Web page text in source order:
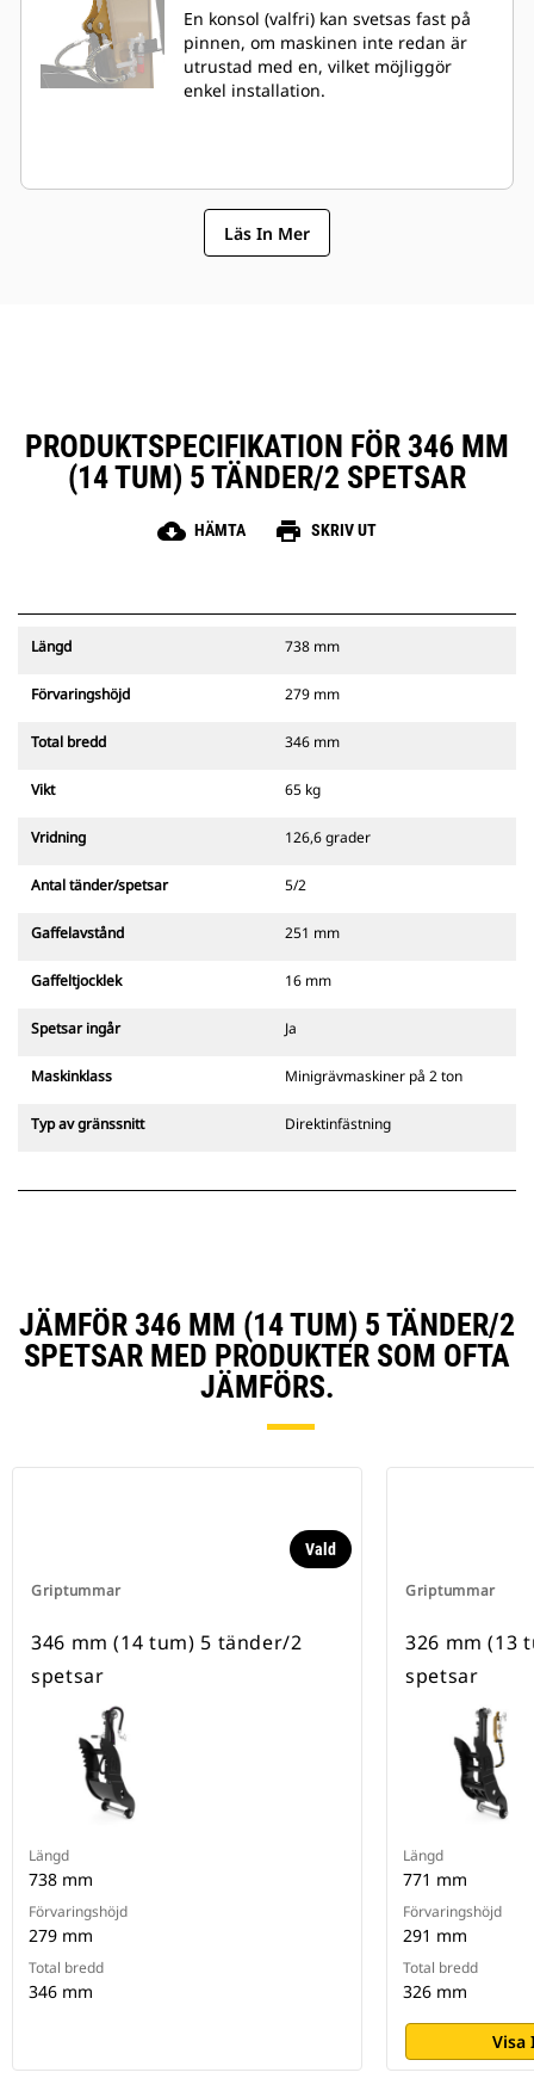
En konsol (valfri) kan svetsas fast på
pinnen, om maskinen inte redan är
utrustad med en, vilket möjliggör
enkel installation.
Läs In Mer
PRODUKTSPECIFIKATION FÖR 346 MM
(14 TUM) 5 TÄNDER/2 SPETSAR
cloud_download HÄMTA print SKRIV UT
Längd 738 mm
Förvaringshöjd 279 mm
Total bredd 346 mm
Vikt 65 kg
Vridning 126,6 grader
Antal tänder/spetsar 5/2
Gaffelavstånd 251 mm
Gaffeltjocklek 16 mm
Spetsar ingår Ja
Maskinklass Minigrävmaskiner på 2 ton
Typ av gränssnitt Direktinfästning
JÄMFÖR 346 MM (14 TUM) 5 TÄNDER/2
SPETSAR MED PRODUKTER SOM OFTA
JÄMFÖRS.
Griptummar
Vald
346 mm (14 tum) 5 tänder/2
spetsar
Längd
738 mm
Förvaringshöjd
279 mm
Total bredd
346 mm
Griptummar
326 mm (13
spetsar
Längd
771 mm
Förvaringshöjd
291 mm
Total bredd
326 mm
Visa